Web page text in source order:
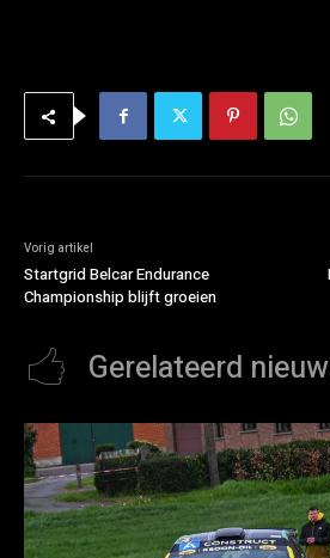
Vorig artikel
Startgrid Belcar Endurance
Championship blijft groeien
Gerelateerd